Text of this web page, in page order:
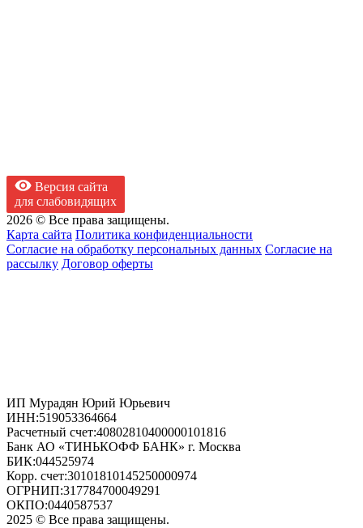
Версия сайта
для слабовидящих
2026 © Все права защищены.
Карта сайта Политика конфиденциальности
Согласие на обработку персональных данных Согласие на
рассылку Договор оферты
ИП Мурадян Юрий Юрьевич
ИНН:519053364664
Расчетный счет:40802810400000101816
Банк АО «ТИНЬКОФФ БАНК» г. Москва
БИК:044525974
Корр. счет:30101810145250000974
ОГРНИП:317784700049291
ОКПО:0440587537
2025 © Все права защищены.